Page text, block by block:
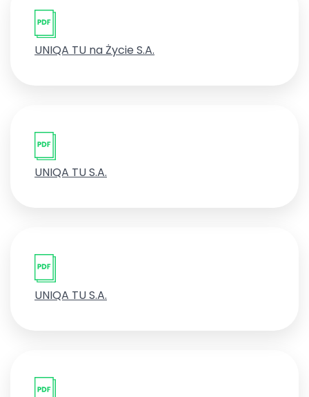
UNIQA TU na Życie S.A.
UNIQA TU S.A.
UNIQA TU S.A.